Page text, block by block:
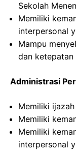
Sekolah
Memiliki
interpersonal
Mampu
dan ketepatan
Administrasi
Memiliki
Memiliki
Memiliki
interpersonal